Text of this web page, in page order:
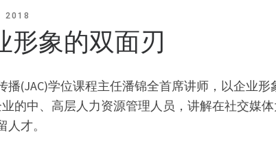
2018
形象的双面刃
播(JAC)学位课程主任潘锦全首席讲师，以企业
的中、高层人力资源管理人员，讲解在社交媒
才。